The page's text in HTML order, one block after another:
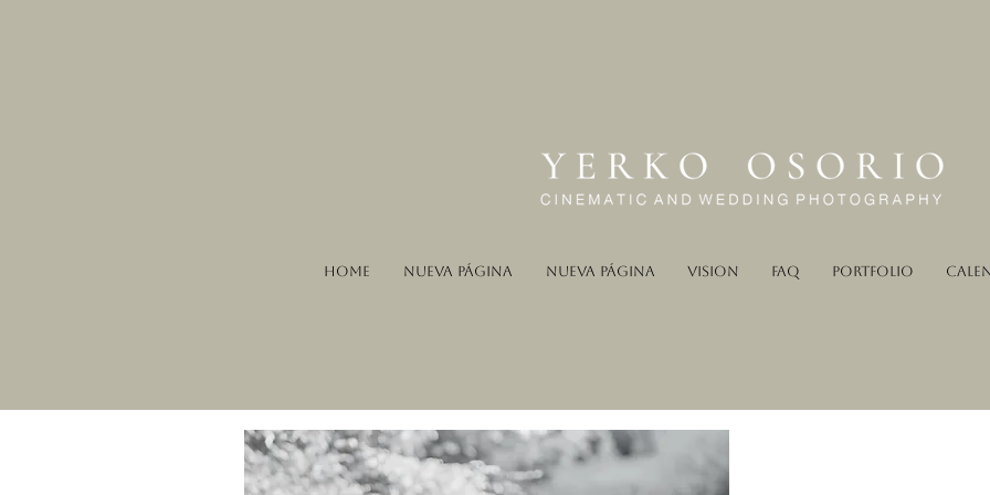
Home Nueva página Nueva página Vision FAQ Portfolio
IMPORTANT: IT MAY TAKE A FEW SECONDS FOR THE CALENDAR TO